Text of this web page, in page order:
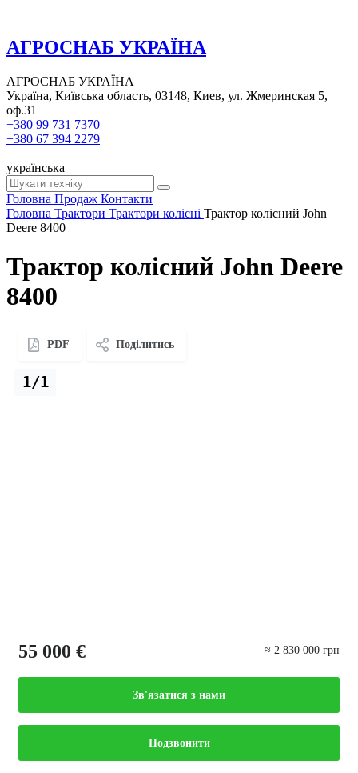
АГРОСНАБ УКРАЇНА
АГРОСНАБ УКРАЇНА
Україна, Київська область, 03148, Киев, ул. Жмеринская 5,
оф.31
+380 99 731 7370
+380 67 394 2279
українська
Головна Продаж Контакти
Головна Трактори Трактори колісні Трактор колісний John
Deere 8400
Трактор колісний John Deere
8400
PDF Поділитись
1/1
55 000 € ≈ 2 830 000 грн
Зв'язатися з нами
Подзвонити